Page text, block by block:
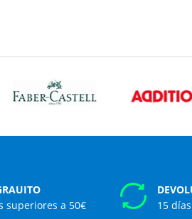
superiores a 50€
15